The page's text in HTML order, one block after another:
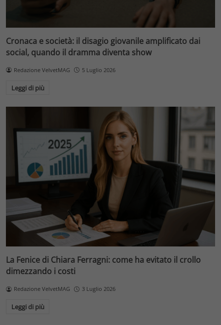
Cronaca e società: il disagio giovanile amplificato dai
social, quando il dramma diventa show
Redazione VelvetMAG 5 Luglio 2026
Leggi di più
La Fenice di Chiara Ferragni: come ha evitato il crollo
dimezzando i costi
Redazione VelvetMAG 3 Luglio 2026
Leggi di più